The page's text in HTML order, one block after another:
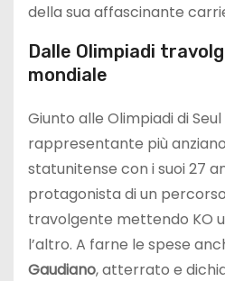
della sua affascinante
Dalle Olimpiadi
mondiale
Giunto alle Olimpiadi di
rappresentante più
statunitense con i suoi 27
protagonista di un
travolgente mettendo KO
l’altro. A farne le spese
Gaudiano, atterrato e